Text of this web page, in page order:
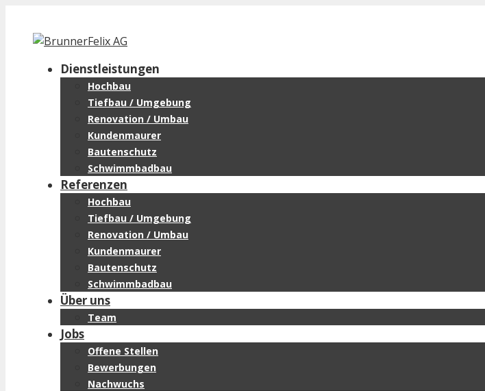
Inhalt
springen
Dienstleistungen
Hochbau
Tiefbau / Umgebung
Renovation / Umbau
Kundenmaurer
Bautenschutz
Schwimmbadbau
Referenzen
Hochbau
Tiefbau / Umgebung
Renovation / Umbau
Kundenmaurer
Bautenschutz
Schwimmbadbau
Über uns
Team
Jobs
Offene Stellen
Bewerbungen
Nachwuchs